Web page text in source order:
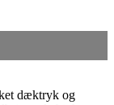
dæktryk og